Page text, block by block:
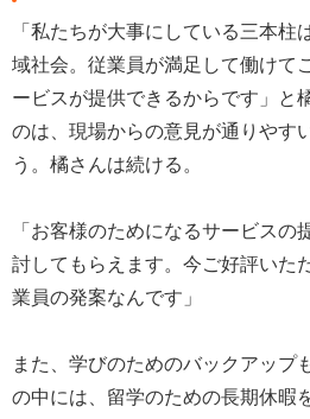
「私たちが大事にしている三本柱
域社会。従業員が満足して働けて
ービスが提供できるからです」と
のは、現場からの意見が通りやす
う。橘さんは続ける。
「お客様のためになるサービスの
討してもらえます。今ご好評いた
業員の発案なんです」
また、学びのためのバックアップ
の中には、留学のための長期休暇